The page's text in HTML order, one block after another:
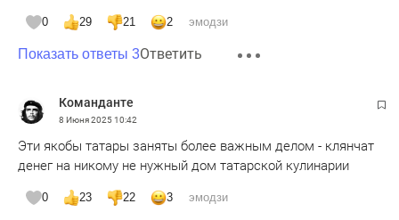
0 29 21 2 эмодзи
Показать ответы 3Ответить
Команданте
8 Июня 202510:42
Эти якобы татары заняты более важным делом - клянчат
денег на никому не нужный дом татарской кулинарии
0 23 22 3 эмодзи